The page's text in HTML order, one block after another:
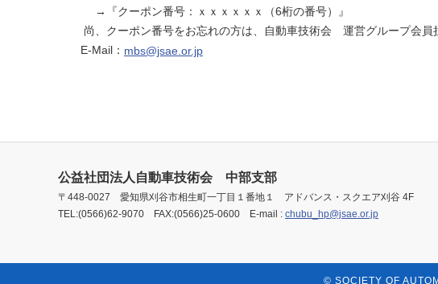
→『クーポン番号：ｘｘｘｘｘｘ（6桁の番号）』
尚、クーポン番号をお忘れの方は、自動車技術会 運営グループ会員担
E-Mail： mbs@jsae.or.jp
公益社団法人自動車技術会 中部支部
〒448-0027 愛知県刈谷市相生町一丁目１番地１ アドバンス・スクエア刈谷 4F
TEL:(0566)62-9070 FAX:(0566)25-0600 E-mail : chubu_hp@jsae.or.jp
© SOCIETY OF